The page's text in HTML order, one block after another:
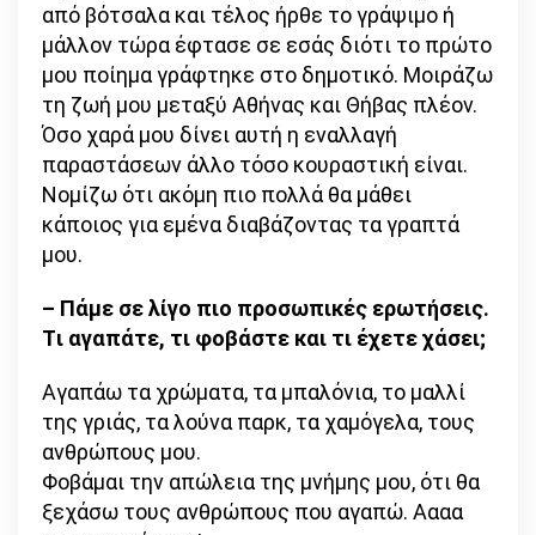
από βότσαλα και τέλος ήρθε το γράψιμο ή
μάλλον τώρα έφτασε σε εσάς διότι το πρώτο
μου ποίημα γράφτηκε στο δημοτικό. Μοιράζω
τη ζωή μου μεταξύ Αθήνας και Θήβας πλέον.
Όσο χαρά μου δίνει αυτή η εναλλαγή
παραστάσεων άλλο τόσο κουραστική είναι.
Νομίζω ότι ακόμη πιο πολλά θα μάθει
κάποιος για εμένα διαβάζοντας τα γραπτά
μου.
– Πάμε σε λίγο πιο προσωπικές ερωτήσεις.
Tι αγαπάτε, τι φοβάστε και τι έχετε χάσει;
Αγαπάω τα χρώματα, τα μπαλόνια, το μαλλί
της γριάς, τα λούνα παρκ, τα χαμόγελα, τους
ανθρώπους μου.
Φοβάμαι την απώλεια της μνήμης μου, ότι θα
ξεχάσω τους ανθρώπους που αγαπώ. Αααα